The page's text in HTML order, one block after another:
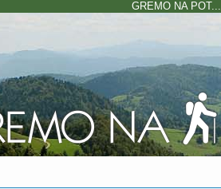
GREMO NA POT...